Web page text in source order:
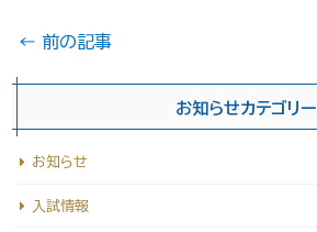
← 前の記事
お知らせカテゴリー
お知らせ
入試情報